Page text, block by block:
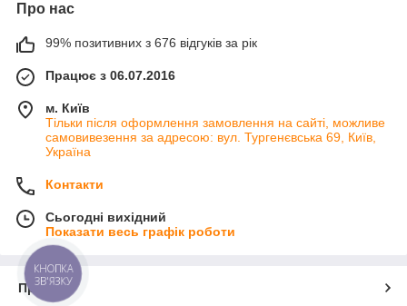
Про нас
99% позитивних з 676 відгуків за рік
Працює з 06.07.2016
м. Київ
Тільки після оформлення замовлення на сайті, можливе
самовивезення за адресою: вул. Тургенєвська 69, Київ,
Україна
Контакти
Сьогодні вихідний
Показати весь графік роботи
Про нас
КНОПКА
ЗВ'ЯЗКУ